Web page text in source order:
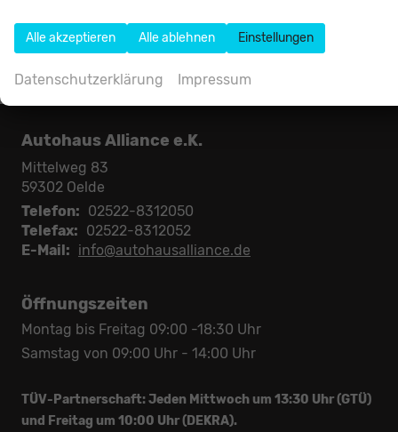
Autohaus Alliance e.K.
Mittelweg 83
59302 Oelde
Telefon: 02522-8312050
Telefax: 02522-8312052
E-Mail: info@autohausalliance.de
Öffnungszeiten
Montag bis Freitag 09:00 -18:30 Uhr
Samstag von 09:00 Uhr - 14:00 Uhr
TÜV-Partnerschaft: Jeden Mittwoch um 13:30 Uhr (GTÜ)
und Freitag um 10:00 Uhr (DEKRA).
Alle akzeptieren Alle ablehnen Einstellungen
Datenschutzerklärung Impressum